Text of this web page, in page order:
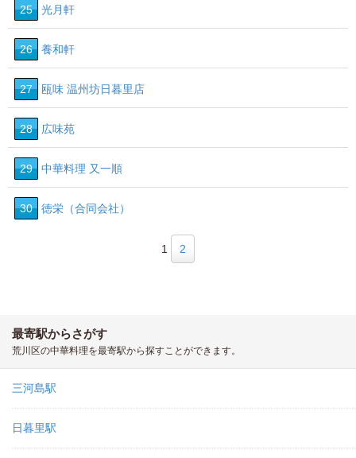
25 光月軒
26 養和軒
27 瓯味 温州坊日暮里店
28 広味苑
29 中華料理 又一順
30 徳栄（合同会社）
1 2
最寄駅からさがす
荒川区の中華料理を最寄駅から探すことができます。
三河島駅
日暮里駅